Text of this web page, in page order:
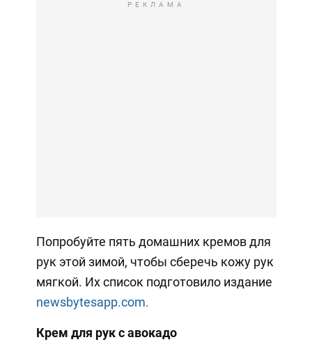
РЕКЛАМА
Попробуйте пять домашних кремов для
рук этой зимой, чтобы сберечь кожу рук
мягкой. Их список подготовило издание
newsbytesapp.com.
Крем для рук с авокадо